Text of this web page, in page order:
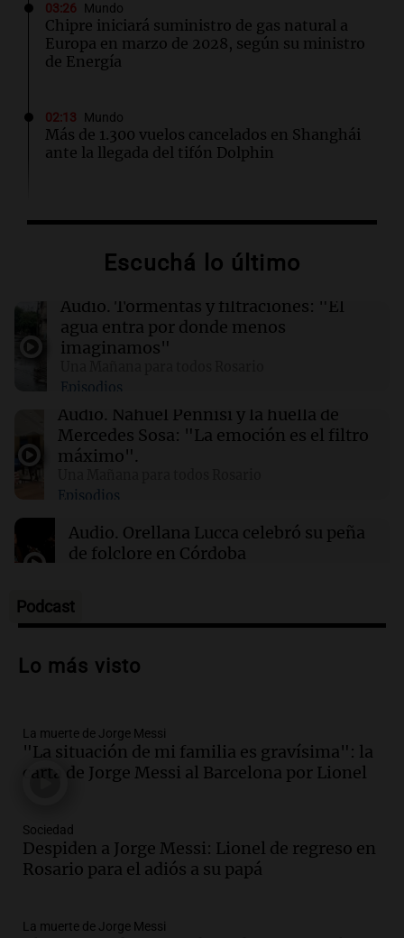
03:26 Mundo
Chipre iniciará suministro de gas natural a
Europa en marzo de 2028, según su ministro
de Energía
02:13 Mundo
Más de 1.300 vuelos cancelados en Shanghái
ante la llegada del tifón Dolphin
Airbnb acelera el lanzamiento de funciones
búsqueda
El Pentágono solicita a la industria de defensa
un aumento en la producción de armas
01:31 Ciencia
Reducir alimentos dulces no disminuye
antojos ni mejora la salud, según estudio
01:29 Mundo
El lago Mead alcanza su nivel más bajo en 90
años, evidenciando la crisis hídrica en EE.UU.
Escuchá lo último
Audio. Tormentas y filtraciones: "El
agua entra por donde menos
imaginamos"
Episodios
Audio. Nahuel Pennisi y la huella de
Mercedes Sosa: "La emoción es el filtro
máximo".
Episodios
Audio. Orellana Lucca celebró su peña
de folclore en Córdoba
Audio.Trágico accidente en Mendoza:
vehículos desde un puente
Audio.Tragedia en Mendoza: un muerto
y cinco heridos tras caer dos autos desde
un puente
Audio.Messi llegará esta noche a
Rosario para acompañar a su familia
Episodios
Podcast
Lo más visto
La muerte de Jorge Messi
"La situación de mi familia es gravísima": la
carta de Jorge Messi al Barcelona por Lionel
Sociedad
Despiden a Jorge Messi: Lionel de regreso en
Rosario para el adiós a su papá
La muerte de Jorge Messi